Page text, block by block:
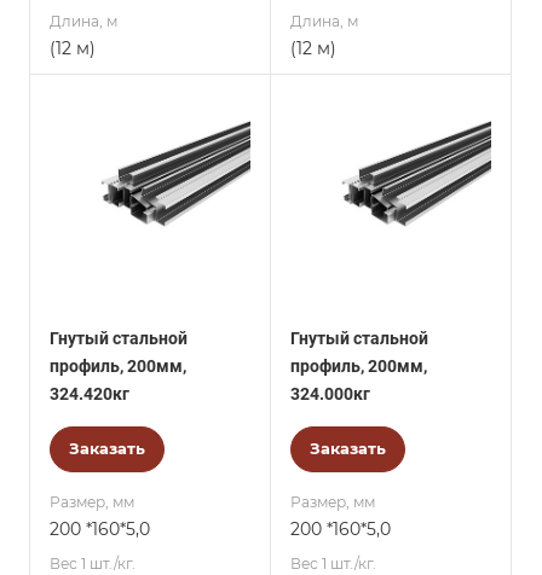
Длина, м
(12 м)
Длина, м
(12 м)
Гнутый стальной
профиль, 200мм,
324.420кг
Заказать
Размер, мм
200 *160*5,0
Вес 1 шт./кг.
Гнутый стальной
профиль, 200мм,
324.000кг
Заказать
Размер, мм
200 *160*5,0
Вес 1 шт./кг.